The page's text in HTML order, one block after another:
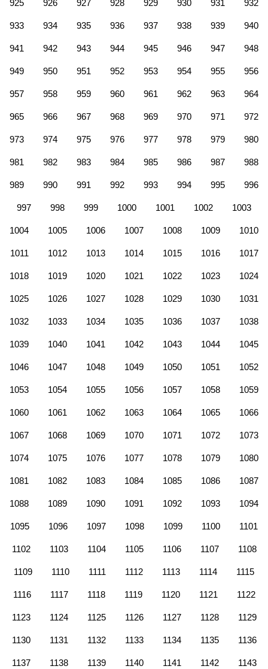
925 926 927 928 929 930 931 932
933 934 935 936 937 938 939 940
941 942 943 944 945 946 947 948
949 950 951 952 953 954 955 956
957 958 959 960 961 962 963 964
965 966 967 968 969 970 971 972
973 974 975 976 977 978 979 980
981 982 983 984 985 986 987 988
989 990 991 992 993 994 995 996
997 998 999 1000 1001 1002 1003
1004 1005 1006 1007 1008 1009 1010
1011 1012 1013 1014 1015 1016 1017
1018 1019 1020 1021 1022 1023 1024
1025 1026 1027 1028 1029 1030 1031
1032 1033 1034 1035 1036 1037 1038
1039 1040 1041 1042 1043 1044 1045
1046 1047 1048 1049 1050 1051 1052
1053 1054 1055 1056 1057 1058 1059
1060 1061 1062 1063 1064 1065 1066
1067 1068 1069 1070 1071 1072 1073
1074 1075 1076 1077 1078 1079 1080
1081 1082 1083 1084 1085 1086 1087
1088 1089 1090 1091 1092 1093 1094
1095 1096 1097 1098 1099 1100 1101
1102 1103 1104 1105 1106 1107 1108
1109 1110 1111 1112 1113 1114 1115
1116 1117 1118 1119 1120 1121 1122
1123 1124 1125 1126 1127 1128 1129
1130 1131 1132 1133 1134 1135 1136
1137 1138 1139 1140 1141 1142 1143